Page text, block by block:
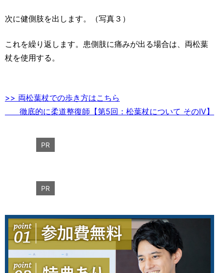
次に健側肢を出します。（写真３）
これを繰り返します。患側肢に痛みが出る場合は、両松葉
杖を使用する。
>> 両松葉杖での歩き方はこちら
徹底的に柔道整復師【第5回：松葉杖について そのIV】
PR
PR